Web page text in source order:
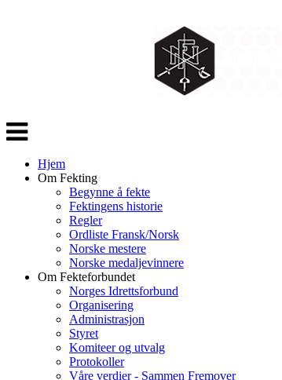
Veksle
navigasjon
Hjem
Om Fekting
Begynne å fekte
Fektingens historie
Regler
Ordliste Fransk/Norsk
Norske mestere
Norske medaljevinnere
Om Fekteforbundet
Norges Idrettsforbund
Organisering
Administrasjon
Styret
Komiteer og utvalg
Protokoller
Våre verdier - Sammen Fremover